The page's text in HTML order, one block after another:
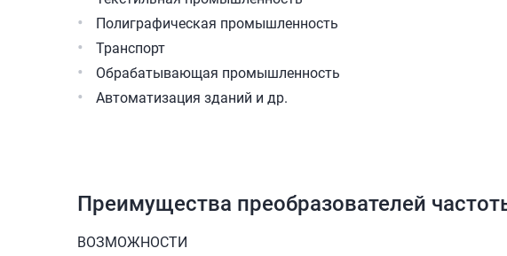
Полиграфическая промышленность
Транспорт
Обрабатывающая промышленность
Автоматизация зданий и др.
Преимущества преобразователей
ВОЗМОЖНОСТИ